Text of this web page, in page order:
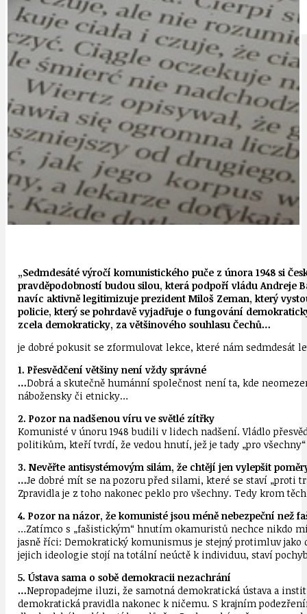
IDEAL LUX OSOBNOST
„Sedmdesáté výročí komunistického puče z února 1948 si
pravděpodobností budou silou, která podpoří vládu Andreje
navíc aktivně legitimizuje prezident Miloš Zeman, který
policie, který se pohrdavě vyjadřuje o fungování
zcela demokraticky, za většinového souhlasu Čechů…
je dobré pokusit se zformulovat lekce, které nám sedmdesát
1. Přesvědčení většiny není vždy správné
…Dobrá a skutečně humánní společnost není ta, kde
nábožensky či etnicky…
2. Pozor na nadšenou víru ve světlé zítřky
Komunisté v únoru 1948 budili v lidech nadšení. Vládlo
politikům, kteří tvrdí, že vedou hnutí, jež je tady „pro
3. Nevěřte antisystémovým silám, že chtějí jen vylepšit
…Je dobré mít se na pozoru před silami, které se staví „proti
Zpravidla je z toho nakonec peklo pro všechny. Tedy krom
4. Pozor na názor, že komunisté jsou méně nebezpeční než
…Zatímco s „fašistickým“ hnutím okamuristů nechce nikdo
jasně říci: Demokratický komunismus je stejný protimluv
jejich ideologie stojí na totální neúctě k individuu, staví
5. Ústava sama o sobě demokracii nezachrání
…Nepropadejme iluzi, že samotná demokratická ústava a
demokratická pravidla nakonec k ničemu. S krajním